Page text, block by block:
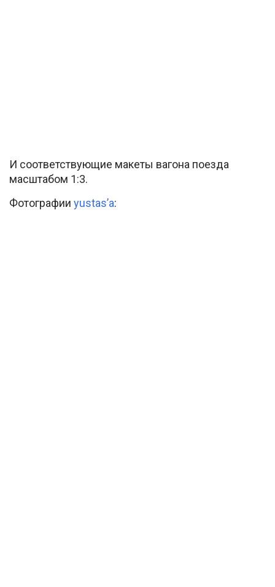
И соответствующие макеты вагона поезда
масштабом 1:3.
Фотографии yustas’a: